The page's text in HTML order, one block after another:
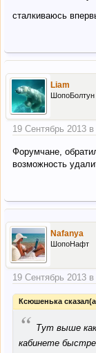
сталкиваюсь
Liam
ШопоБолтун
19 Сентябрь 2013
Форумчане,
возможность
Nafanya
ШопоНафт
19 Сентябрь 2013
Ксюшенька
“ Тут выше
кабинете